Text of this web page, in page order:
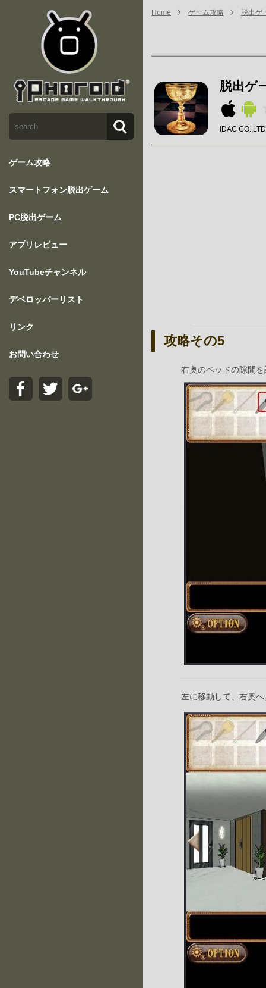
ゲーム攻略
スマートフォン脱出ゲーム
PC脱出ゲーム
アプリレビュー
YouTubeチャンネル
デベロッパーリスト
リンク
お問い合わせ
Home ゲーム攻略 脱出ゲ
脱出ゲ
IDAC
攻略その5
右奥のベッドの隙間
左に移動して、右奥へ